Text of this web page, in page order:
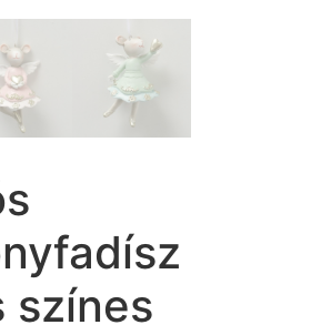
színes